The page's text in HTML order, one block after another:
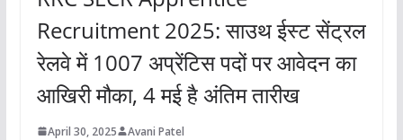
Recruitment 2025: साउथ ईस्ट सेंट्रल
रेलवे में 1007 अप्रेंटिस पदों पर आवेदन का
आखिरी मौका, 4 मई है अंतिम तारीख
April 30, 2025 Avani Patel